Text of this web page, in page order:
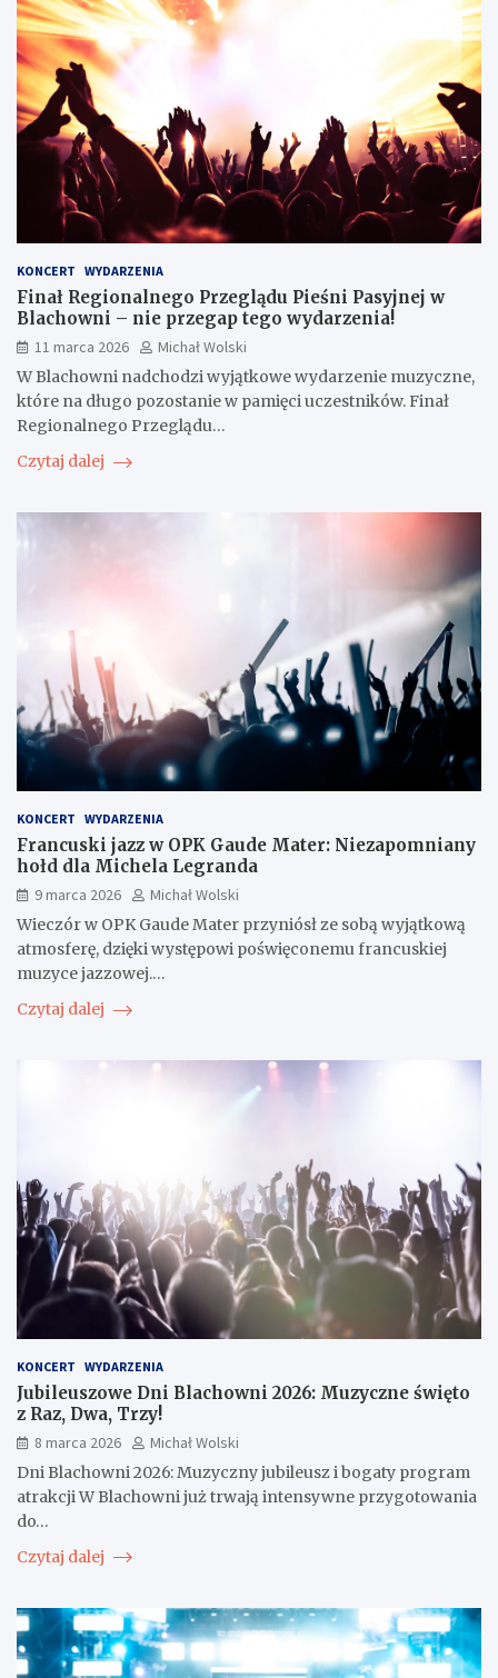
KONCERT WYDARZENIA
Finał Regionalnego Przeglądu Pieśni Pasyjnej w
Blachowni – nie przegap tego wydarzenia!
11 marca 2026
Michał Wolski
W Blachowni nadchodzi wyjątkowe wydarzenie muzyczne,
które na długo pozostanie w pamięci uczestników. Finał
Regionalnego Przeglądu…
Czytaj dalej
KONCERT WYDARZENIA
Francuski jazz w OPK Gaude Mater: Niezapomniany
hołd dla Michela Legranda
9 marca 2026
Michał Wolski
Wieczór w OPK Gaude Mater przyniósł ze sobą wyjątkową
atmosferę, dzięki występowi poświęconemu francuskiej
muzyce jazzowej.…
Czytaj dalej
KONCERT WYDARZENIA
Jubileuszowe Dni Blachowni 2026: Muzyczne święto
z Raz, Dwa, Trzy!
8 marca 2026
Michał Wolski
Dni Blachowni 2026: Muzyczny jubileusz i bogaty program
atrakcji W Blachowni już trwają intensywne przygotowania
do…
Czytaj dalej